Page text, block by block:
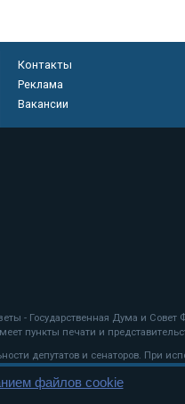
Контакты
Реклама
Вакансии
- Государственная Дума и
пункты печати и
депутатов и сенаторов. При
файлов cookie